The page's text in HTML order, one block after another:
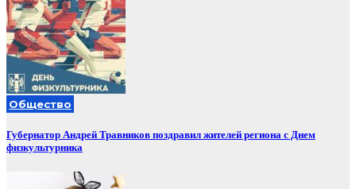
Общество
Губернатор Андрей Травников поздравил жителей региона с Днем
физкультурника